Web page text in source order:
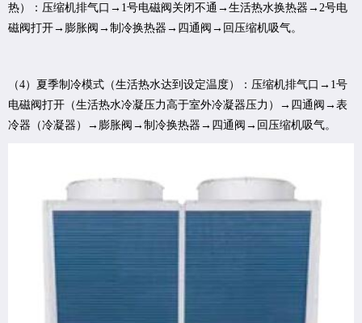
热）：压缩机排气口→1号电磁阀关闭不通→生活热水换热器→2号电
磁阀打开→膨胀阀→制冷换热器→四通阀→回压缩机吸气。
（4）夏季制冷模式（生活热水达到设定温度）：压缩机排气口→1号
电磁阀打开（生活热水冷凝压力高于室外冷凝器压力）→四通阀→表
冷器（冷凝器）→膨胀阀→制冷换热器→四通阀→回压缩机吸气。